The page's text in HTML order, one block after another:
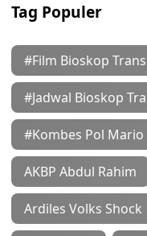
Tag Populer
#Film Bioskop
#Jadwal Bioskop
#Kombes Pol
AKBP Abdul Rahim
Ardiles Volks Shock